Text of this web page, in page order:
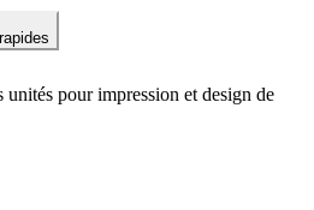
unités pour impression et design de